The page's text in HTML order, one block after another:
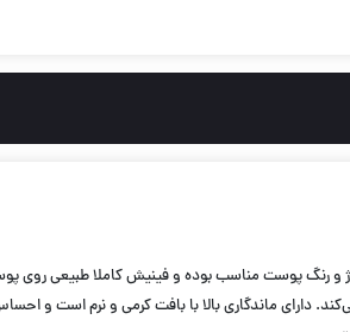
برای انواع تناژ و رنگ پوست مناسب بوده و فینیش کاملا طبیعی
ماندگاری بالا با بافت کرمی و نرم است و